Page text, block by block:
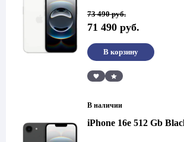
73 490руб.
Первоначальная
цена
составляла
490 руб..
71 490 руб.
Текущая
цена:
71
Сравнить
В корзину
В наличии
iPhone 16e 512 Gb